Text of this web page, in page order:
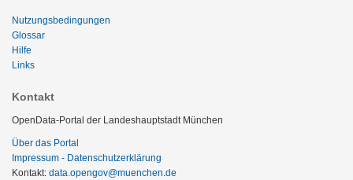
Nutzungsbedingungen
Glossar
Hilfe
Links
Kontakt
OpenData-Portal der Landeshauptstadt München
Über das Portal
Impressum - Datenschutzerklärung
Kontakt: data.opengov@muenchen.de